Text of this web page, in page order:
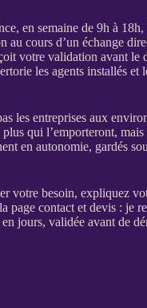
en semaine de 9h à
au cours d’un échange
votre validation avant le
les agentsinstallés et
les entreprises aux
qui l’emporteront,
en autonomie, gardés
votre besoin, expliquez
page contact et devis: je
jours, validée avant de